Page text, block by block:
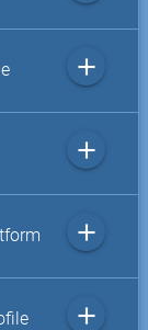
add
add
add
add